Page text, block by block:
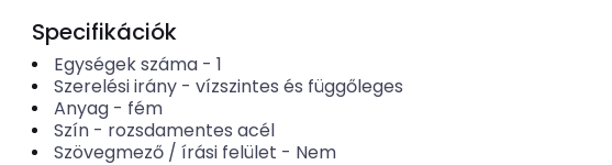
Specifikációk
Egységek száma- 1
Szerelési irány- vízszintes és függőleges
Anyag- fém
Szín- rozsdamentes acél
Szövegmező / írási felület - Nem